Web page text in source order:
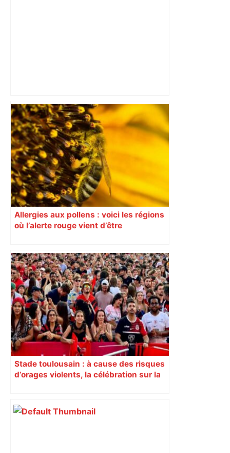
Vous pensiez que c’était comme une
voiture ? La vérité sur les avions qui
reculent – ici.fr
Allergies aux pollens : voici les régions
où l’alerte rouge vient d’être
Stade toulousain : à cause des risques
d’orages violents, la célébration sur la